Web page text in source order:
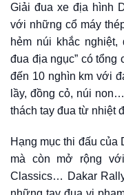
Giải đua xe địa hình
với những cổ máy
hẻm núi khắc
đua địa ngục” có
đến 10 nghìn km với
lầy, đồng cỏ, núi
thách tay đua từ nhiệt
Hạng mục thi đấu của
mà còn mở rộng
Classics… Dakar